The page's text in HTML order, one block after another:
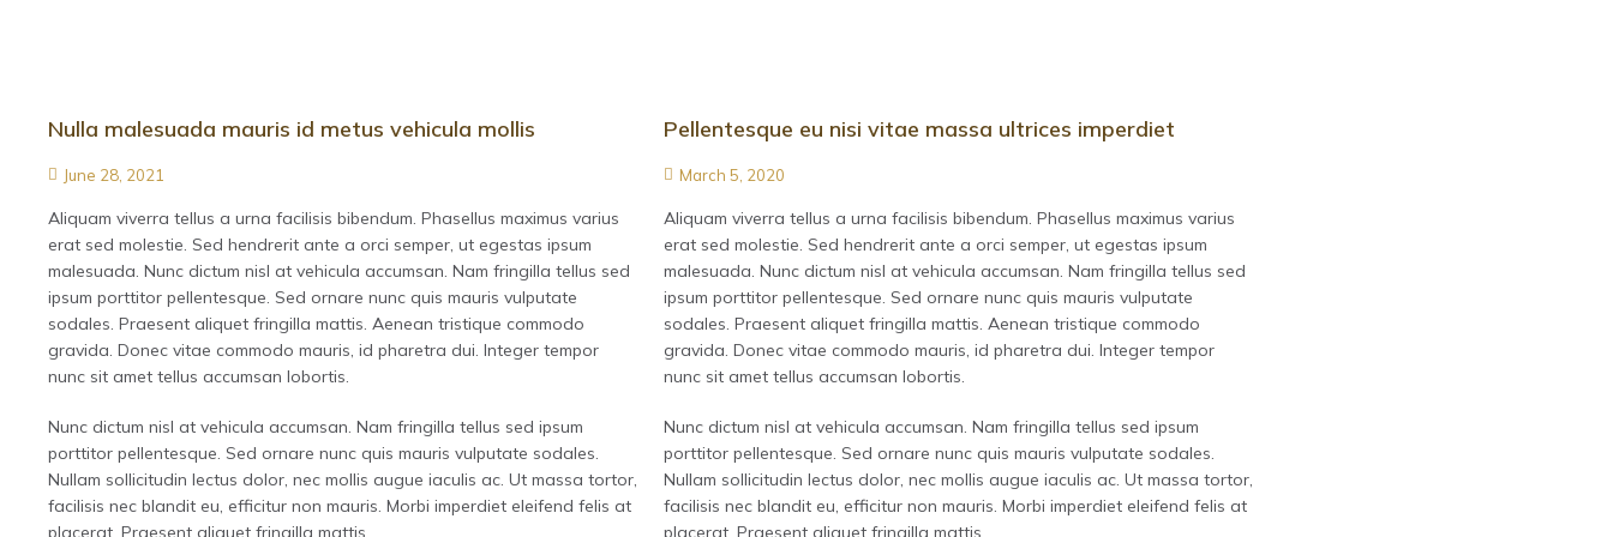
Nulla malesuada mauris id metus vehicula mollis
June 28, 2021
Aliquam viverra tellus a urna facilisis bibendum. Phasellus maximus varius
erat sed molestie. Sed hendrerit ante a orci semper, ut egestas ipsum
malesuada. Nunc dictum nisl at vehicula accumsan. Nam fringilla tellus sed
ipsum porttitor pellentesque. Sed ornare nunc quis mauris vulputate
sodales. Praesent aliquet fringilla mattis. Aenean tristique commodo
gravida. Donec vitae commodo mauris, id pharetra dui. Integer tempor
nunc sit amet tellus accumsan lobortis.
Nunc dictum nisl at vehicula accumsan. Nam fringilla tellus sed ipsum
porttitor pellentesque. Sed ornare nunc quis mauris vulputate sodales.
Nullam sollicitudin lectus dolor, nec mollis augue iaculis ac. Ut massa tortor,
facilisis nec blandit eu, efficitur non mauris. Morbi imperdiet eleifend felis at
placerat. Praesent aliquet fringilla mattis.
Pellentesque eu nisi vitae massa ultrices imperdiet
March 5, 2020
Aliquam viverra tellus a urna facilisis bibendum. Phasellus maximus varius
erat sed molestie. Sed hendrerit ante a orci semper, ut egestas ipsum
malesuada. Nunc dictum nisl at vehicula accumsan. Nam fringilla tellus sed
ipsum porttitor pellentesque. Sed ornare nunc quis mauris vulputate
sodales. Praesent aliquet fringilla mattis. Aenean tristique commodo
gravida. Donec vitae commodo mauris, id pharetra dui. Integer tempor
nunc sit amet tellus accumsan lobortis.
Nunc dictum nisl at vehicula accumsan. Nam fringilla tellus sed ipsum
porttitor pellentesque. Sed ornare nunc quis mauris vulputate sodales.
Nullam sollicitudin lectus dolor, nec mollis augue iaculis ac. Ut massa tortor,
facilisis nec blandit eu, efficitur non mauris. Morbi imperdiet eleifend felis at
placerat. Praesent aliquet fringilla mattis.